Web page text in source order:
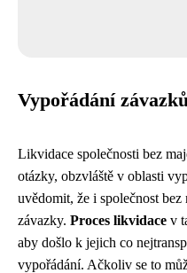
Vypořádání
Likvidace společnosti bez
otázky, obzvláště v oblasti
uvědomit, že i společnost
závazky. Proces likvidace v
aby došlo k jejich co
vypořádání. Ačkoliv se to